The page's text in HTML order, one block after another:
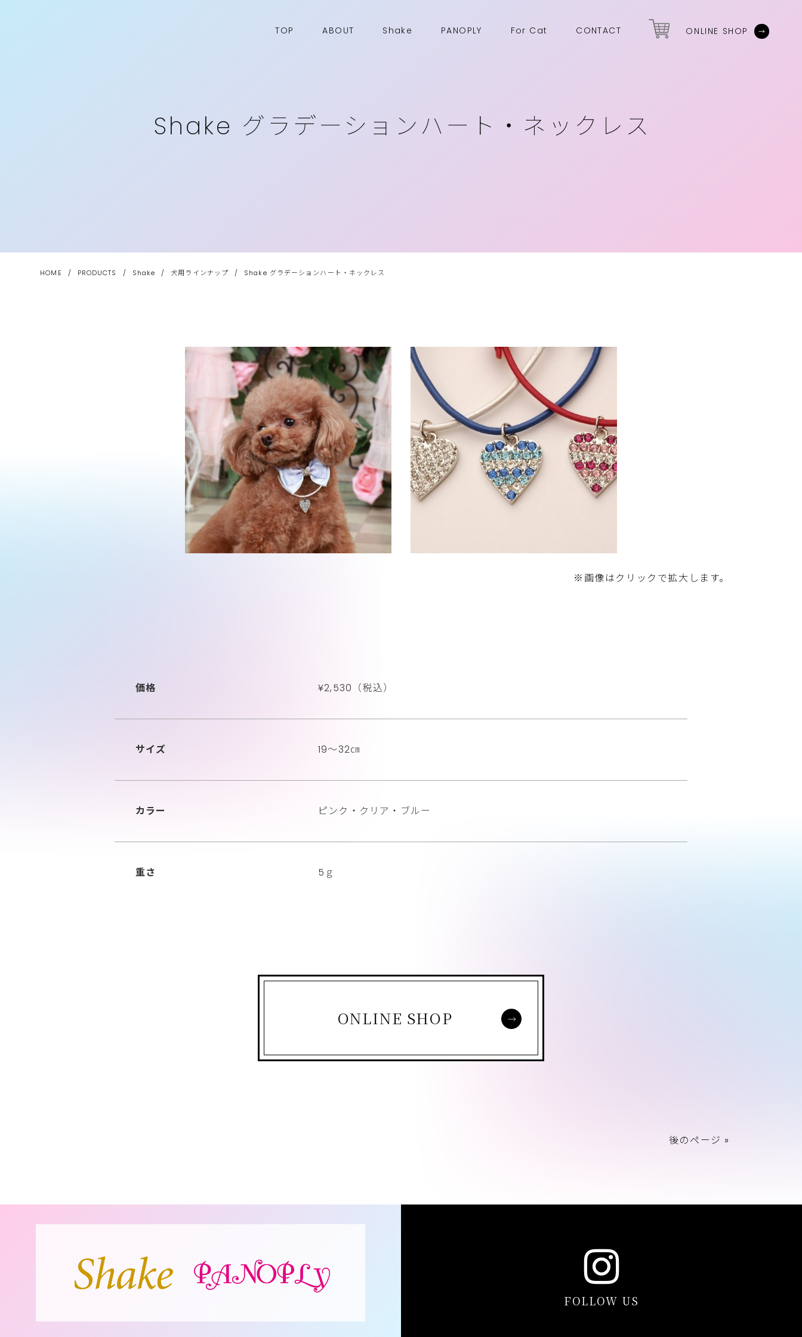
TOP ABOUT Shake PANOPLY For Cat CONTACT ONLINE SHOP
Shake グラデーションハート・ネックレス
HOME / PRODUCTS / Shake / 犬用ラインナップ / Shake グラデーションハート・ネックレス
※画像はクリックで拡大します。
価格 ¥2,530（税込）
サイズ 19～32㎝
カラー ピンク・クリア・ブルー
重さ 5ｇ
ONLINE SHOP
後のページ »
FOLLOW US